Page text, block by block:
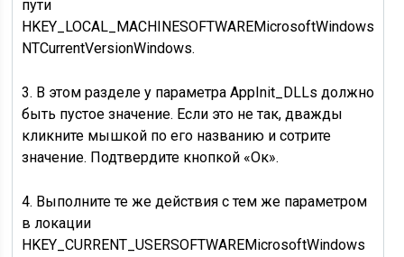
пути
HKEY_LOCAL_MACHINESOFTWAREMicrosoftWindows
NTCurrentVersionWindows.
3. В этом разделе у параметра AppInit_DLLs должно
быть пустое значение. Если это не так, дважды
кликните мышкой по его названию и сотрите
значение. Подтвердите кнопкой «Ок».
4. Выполните те же действия с тем же параметром
в локации
HKEY_CURRENT_USERSOFTWAREMicrosoftWindows